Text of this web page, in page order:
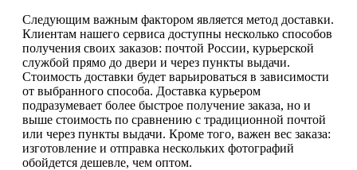
Следующим важным фактором является метод доставки.
Клиентам нашего сервиса доступны несколько способов
получения своих заказов: почтой России, курьерской
службой прямо до двери и через пункты выдачи.
Стоимость доставки будет варьироваться в зависимости
от выбранного способа. Доставка курьером
подразумевает более быстрое получение заказа, но и
выше стоимость по сравнению с традиционной почтой
или через пункты выдачи. Кроме того, важен вес заказа:
изготовление и отправка нескольких фотографий
обойдется дешевле, чем оптом.